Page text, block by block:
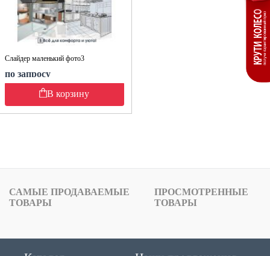
Слайдер маленький фото3
по запросу
В корзину
САМЫЕ ПРОДАВАЕМЫЕ
ТОВАРЫ
ПРОСМОТРЕННЫЕ
ТОВАРЫ